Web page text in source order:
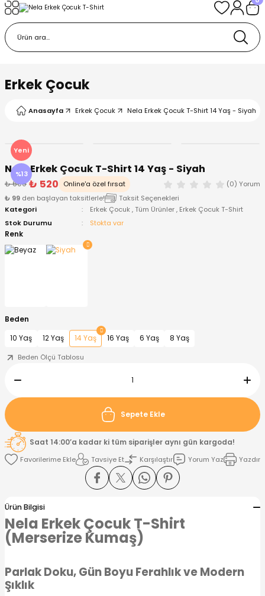
Erkek Çocuk
Anasayfa Erkek Çocuk Nela Erkek Çocuk T-Shirt 14 Yaş - Siyah
Yeni
%13
Nela Erkek Çocuk T-Shirt 14 Yaş - Siyah
₺ 600 ₺ 520 Online'a özel fırsat
(0) Yorum
₺ 99 den başlayan taksitlerle!
Taksit Seçenekleri
Kategori
Erkek Çocuk ,Tüm Ürünler , Erkek Çocuk T-Shirt
Stok Durumu
Stokta var
Renk
Beden
10 Yaş
12 Yaş 14 Yaş 16 Yaş 6 Yaş
8 Yaş
Beden Ölçü Tablosu
Sepete Ekle
Saat 14:00’a kadar ki tüm siparişler aynı gün kargoda!
Tavsiye Et
Karşılaştır Yorum Yaz Yazdır
Ürün Bilgisi
Nela Erkek Çocuk T-Shirt
(Merserize Kumaş)
Parlak Doku, Gün Boyu Ferahlık ve Modern
Şıklık
Takımı
ve Taç
Giyim
Shirt
Alt
Bere ve Eldiven
Body
Çıkışı ve Zıbın Seti
Takımı
Alt
Bere ve Eldiven
Body
ve Patik
Çıkışı ve Zıbın Seti
shirt
Alt
Ürünleri